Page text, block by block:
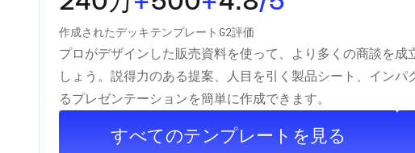
作成されたデッキ テンプレート G2評価
プロがデザインした販売資料を使って、より多くの商談を成
しょう。説得力のある提案、人目を引く製品シート、インパ
るプレゼンテーションを簡単に作成できます。
すべてのテンプレートを見る